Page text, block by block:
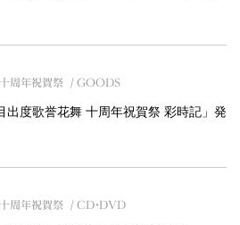
周年祝賀祭 GOODS
出度歌誉花舞 十周年祝賀祭 彩時記」発
周年祝賀祭 CD・DVD